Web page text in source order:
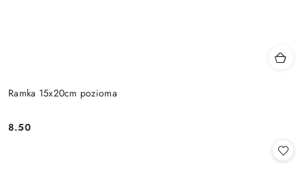
Ramka 15x20cm pozioma
Cena:
8.50